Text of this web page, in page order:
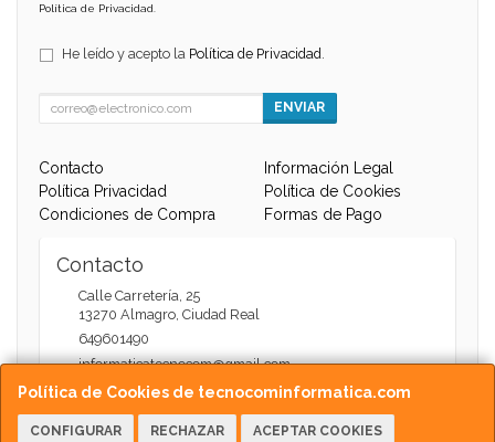
Política de Cookies de tecnocominformatica.com
CONFIGURAR RECHAZAR ACEPTAR COOKIES
Política de Privacidad.
He leído y acepto la Política de Privacidad.
ENVIAR
Contacto
Información Legal
Política Privacidad
Política de Cookies
Condiciones de Compra
Formas de Pago
Contacto
Calle Carretería, 25
13270 Almagro, Ciudad Real
649601490
informaticatecnocom@gmail.com